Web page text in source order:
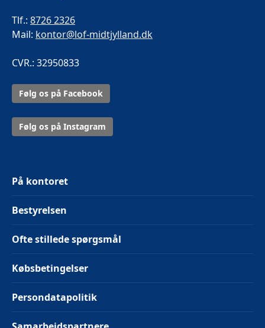
Tlf.: 8726 2326
Mail: kontor@lof-midtjylland.dk
CVR.: 32950833
Følg os på Facebook
Følg os på Instagram
På kontoret
Bestyrelsen
Ofte stillede spørgsmål
Købsbetingelser
Persondatapolitik